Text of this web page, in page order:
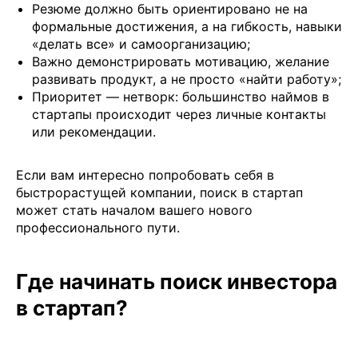
Резюме должно быть ориентировано не на
формальные достижения, а на гибкость, навыки
«делать все» и самоорганизацию;
Важно демонстрировать мотивацию, желание
развивать продукт, а не просто «найти работу»;
Приоритет — нетворк: большинство наймов в
стартапы происходит через личные контакты
или рекомендации.
Если вам интересно попробовать себя в
быстрорастущей компании, поиск в стартап
может стать началом вашего нового
профессионального пути.
Где начинать поиск инвестора
в стартап?